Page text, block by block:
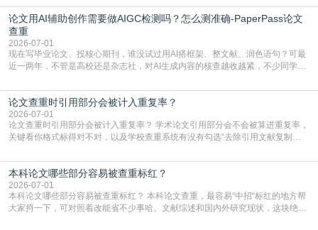
查数值误导。知网（CNKI）是学校定稿检测的绝对主流。本科用PMLC，含大学
生联合比对库，能比历届学长论文，硕博用VIP/TMLC，含学术论文联合比对
库，期刊投稿用AMLMC/SML
论文用AI辅助创作需要做AIGC检测吗？怎么测准确-PaperPass论文
查重
2026-07-01
现在写毕业论文、投核心期刊，谁没试过用AI搭框架、整文献、润色语句？可最
近一两年，不管是高校还是杂志社，对AI生成内容的核查越收越紧，不少同学投
真的太亏。提前做AIGC检测，已经成了很多过来人交稿前必做的一步。为什么
AIGC检测成了论文答辩投稿前的必备项？可能还有不少人觉得，我就用AI搭了个
框架，内容都是自己写的，至于做AIG
论文查重时引用部分会被计入重复率？
2026-07-01
论文查重时引用部分会被计入重复率？ 学术论文引用部分会不会被算进重复率，
关键看你格式标得对不对，以及学校查重系统有没有勾选“去除引用文献复制
独占一行，每条文献用[1][2]方括号编号、与正文一一对应，著录项符合GB/T
7714（作者、题名、刊名、年、卷期、页码齐全，标点用半角）；查重系统识别
成功后通常把这段标为引用，
本科论文哪些部分容易被查重标红？
2026-07-01
本科论文哪些部分容易被查重标红？ 本科论文查重，最容易“中招“标红的地方帮
大家捋一下，可对照着改能省不少事哈。文献综述和国内外研究现状，这块绝对